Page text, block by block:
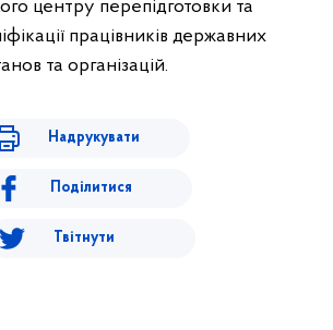
центру перепідготовки та
працівників державних
та організацій.
Надрукувати
Поділитися
Твітнути